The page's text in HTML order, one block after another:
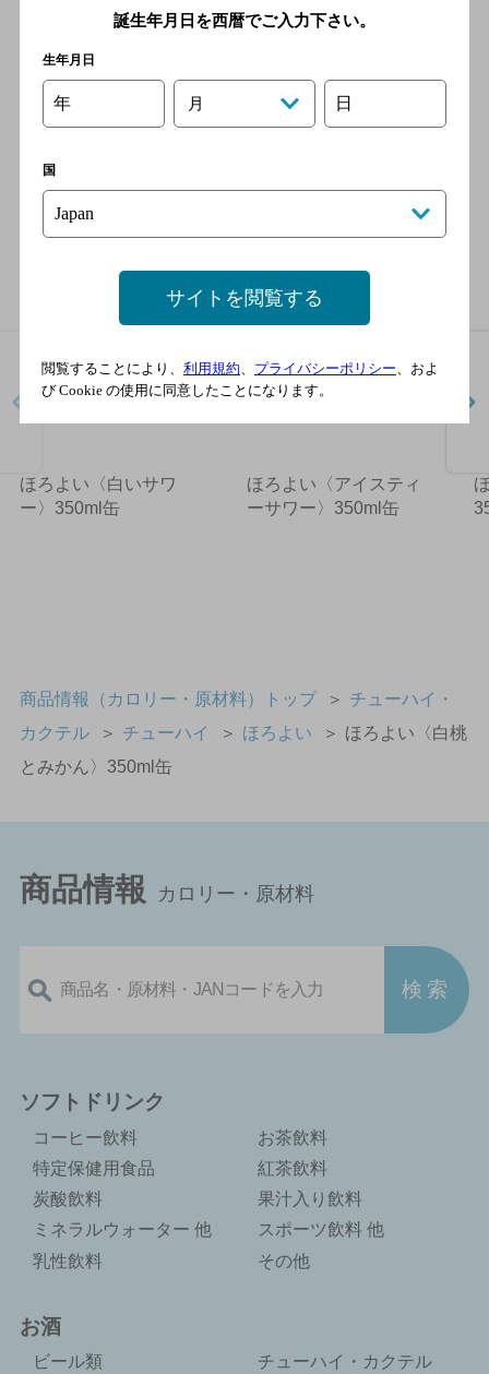
チューハイ・カクテルの栄養成分一覧
ラインナップ
ほろよい〈白いサワ
ー〉350ml缶
ほろよい〈アイスティ
ーサワー〉350ml缶
商品情報（カロリー・原材料）トップ ＞ チューハイ・
カクテル
＞ チューハイ ＞ ほろよい ＞ ほろよい〈白桃
とみかん〉350ml缶
商品情報 カロリー・原材料
ソフトドリンク
コーヒー飲料
お茶飲料
特定保健用食品
紅茶飲料
炭酸飲料
果汁入り飲料
ミネラルウォーター 他
スポーツ飲料 他
乳性飲料
その他
お酒
ビール類
チューハイ・カクテル
誕生年月日を西暦でご入力下さい。
生年月日
年 月 日
国
サイトを閲覧する
閲覧することにより、 利用規約 プライバシーポリシー 、およ
び Cookie の使用に同意したことになります。